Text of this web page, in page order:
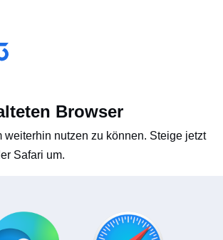
Browser
nutzen zu können. Steige jetzt
Safari um.